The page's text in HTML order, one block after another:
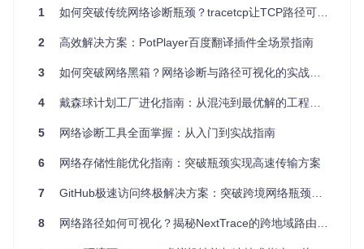
传统工具输出的纯文本数据需要人工整理分析，在跨国网络诊
断场景中尤为明显。例如排查中国到日本的跨洋链路时，工程
师需手动关联IP地址与地理位置，效率低下且容易出错。
核心价值：从数据到决策的转化引擎
NextTrace通过三大核心能力重构网络诊断流程：
实现毫秒级路径可视化
过整合IP地理信息数据库，每个网络节点自动关联经纬度坐
识别路由异常点，将平均故障定位时间从小时级缩短至分钟
1 如何突破传统网络诊断瓶颈？tracetcp让TCP路径可视化不再困难
2 高效解决方案：PotPlayer百度翻译插件全场景指南
3 如何突破网络黑箱？网络诊断与路径可视化的实战指南
4 戴森球计划工厂进化指南：从混沌到最优解的工程实践
5 网络诊断工具全面掌握：从入门到实战指南
6 网络存储性能优化指南：突破瓶颈实现高速传输方案
7 GitHub极速访问终极解决方案：突破跨境网络瓶颈的技术实践
8 网络路径如何可视化？揭秘NextTrace的跨地域路由分析技术